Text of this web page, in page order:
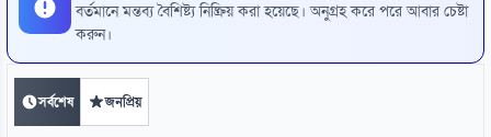
বর্তমানে মন্তব্য বৈশিষ্ট্য নিষ্ক্রিয় করা হয়েছে। অনুগ্রহ করে পরে আবার চেষ্টা
করুন।
সর্বশেষ জনপ্রিয়